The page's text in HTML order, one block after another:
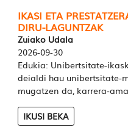
IKASI ETA
DIRU-LAGUNTZAK
Zuiako Udala
2026-09-30
Edukia: Unibertsitate-
deialdi hau unibertsitate-
mugatzen da, karrera-
IKUSI BEKA